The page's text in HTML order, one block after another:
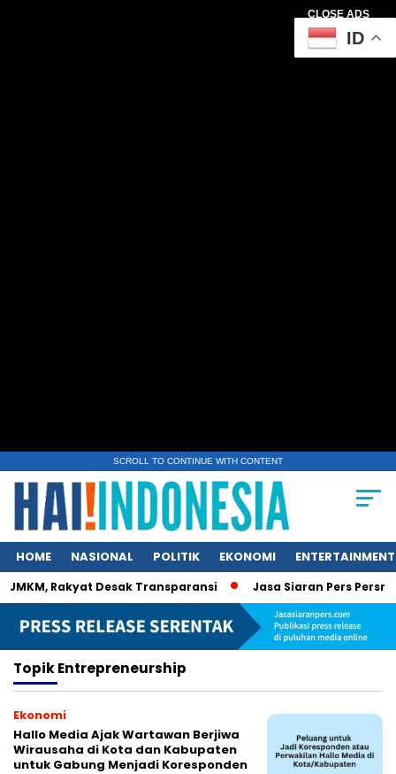
CLOSE ADS
SCROLL TO CONTINUE WITH CONTENT
HOME NASIONAL POLITIK EKONOMI ENTERTAINMENT
Rakyat Desak Transparansi Jasa Siaran Pers
TopikEntrepreneurship
Ekonomi
Hallo Media Ajak Wartawan Berjiwa
Wirausaha di Kota dan Kabupaten
untuk Gabung Menjadi Koresponden
ID